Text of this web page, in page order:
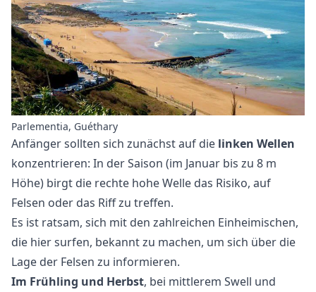
Parlementia, Guéthary
Anfänger sollten sich zunächst auf die linken Wellen
konzentrieren: In der Saison (im Januar bis zu 8 m
Höhe) birgt die rechte hohe Welle das Risiko, auf
Felsen oder das Riff zu treffen.
Es ist ratsam, sich mit den zahlreichen Einheimischen,
die hier surfen, bekannt zu machen, um sich über die
Lage der Felsen zu informieren.
Im Frühling und Herbst, bei mittlerem Swell und